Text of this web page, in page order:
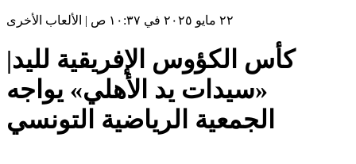
٢٢ مايو ٢٠٢٥ في ١٠:٣٧ ص | الألعاب الأخرى
كأس الكؤوس الإفريقية لليد|
«سيدات يد الأهلي» يواجه
الجمعية الرياضية التونسي